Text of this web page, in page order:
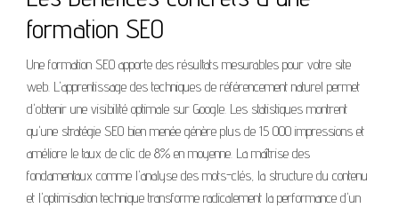
formation SEO
Une formation SEO apporte des résultats mesurables pour votre site
web. L'apprentissage des techniques de référencement naturel permet
d'obtenir une visibilité optimale sur Google. Les statistiques montrent
qu'une stratégie SEO bien menée génère plus de 15 000 impressions et
améliore le taux de clic de 8% en moyenne. La maîtrise des
fondamentaux comme l'analyse des mots-clés, la structure du contenu
et l'optimisation technique transforme radicalement la performance d'un